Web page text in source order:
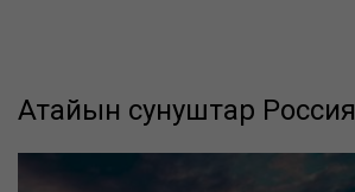
Атайын сунуштар Россия